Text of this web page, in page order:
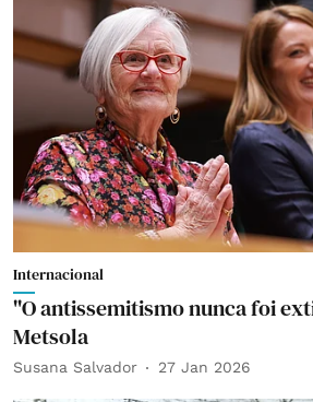
Internacional
"O antissemitismo nunca foi
Metsola
Susana Salvador 27 Jan 2026